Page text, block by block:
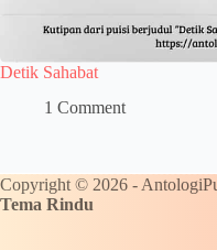
Detik Sahabat
1 Comment
Copyright © 2026 -
Tema Rindu